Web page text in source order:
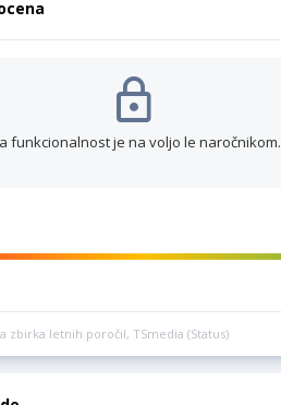
funkcionalnost je na voljo le naročnikom.
zbirka letnih poročil, TSmedia (Status)